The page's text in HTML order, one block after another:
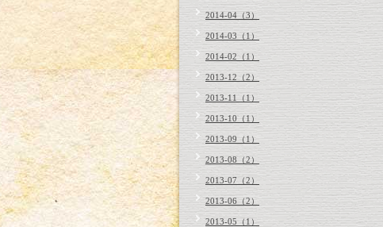
2014-04（3）
2014-03（1）
2014-02（1）
2013-12（2）
2013-11（1）
2013-10（1）
2013-09（1）
2013-08（2）
2013-07（2）
2013-06（2）
2013-05（1）